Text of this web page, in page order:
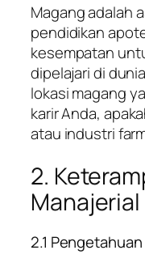
Magang adalah
pendidikan
kesempatan
dipelajari di
lokasi magang
karir Anda,
atau industri
2.
Manajerial
2.1